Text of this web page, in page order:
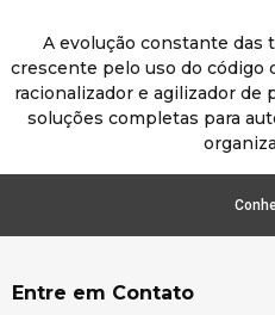
A evolução constante das
crescente pelo uso do código
racionalizador e agilizador de
soluções completas para
Entre em Contato